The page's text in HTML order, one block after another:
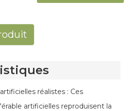
réalistes : Ces
artificielles reproduisent la